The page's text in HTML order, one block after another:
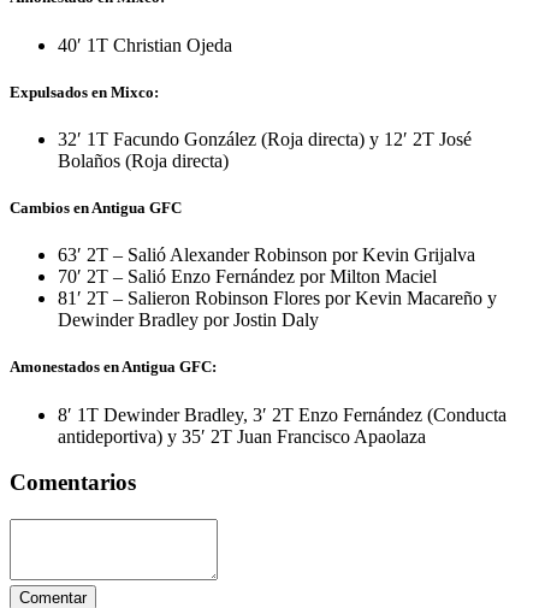
40′ 1T Christian Ojeda
Expulsados en Mixco:
32′ 1T Facundo González (Roja directa) y 12′ 2T José
Bolaños (Roja directa)
Cambios en Antigua GFC
63′ 2T – Salió Alexander Robinson por Kevin Grijalva
70′ 2T – Salió Enzo Fernández por Milton Maciel
81′ 2T – Salieron Robinson Flores por Kevin Macareño y
Dewinder Bradley por Jostin Daly
Amonestados en Antigua GFC:
8′ 1T Dewinder Bradley, 3′ 2T Enzo Fernández (Conducta
antideportiva) y 35′ 2T Juan Francisco Apaolaza
Comentarios
Comentar